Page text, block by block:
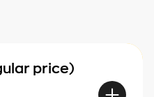
price)